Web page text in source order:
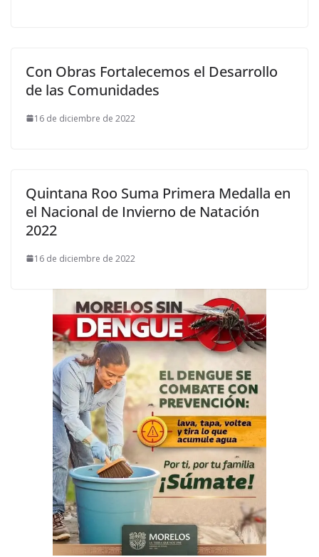
Con Obras Fortalecemos el Desarrollo
de las Comunidades
16 de diciembre de 2022
Quintana Roo Suma Primera Medalla en
el Nacional de Invierno de Natación
2022
16 de diciembre de 2022